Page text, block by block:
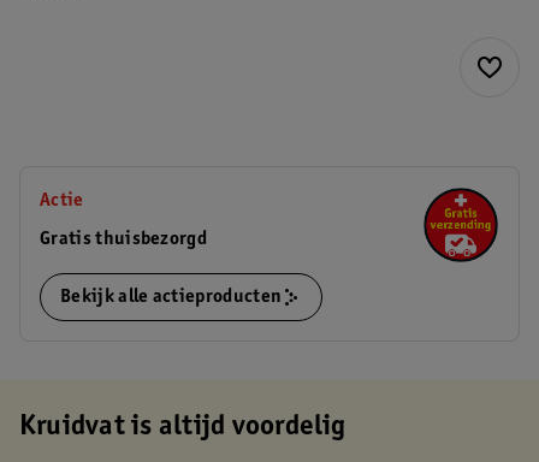
Actie
Gratis thuisbezorgd
Bekijk alle actieproducten
Kruidvat is altijd voordelig